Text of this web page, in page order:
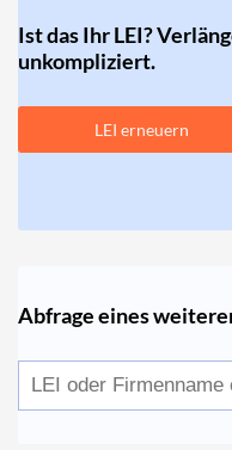
Ist das Ihr LEI?
unkompliziert.
LEI erneuern
Abfrage eines